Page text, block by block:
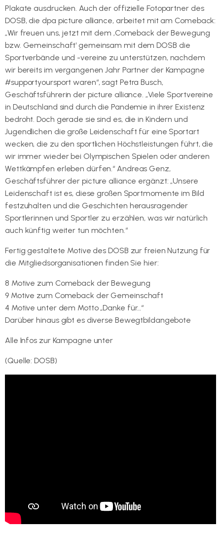
Plakate ausdrucken. Auch der offizielle Fotopartner des
DOSB, die dpa picture alliance, arbeitet mit am Comeback:
„Wir freuen uns, jetzt mit dem ‚Comeback der Bewegung
bzw. Gemeinschaft‘ gemeinsam mit dem DOSB die
Sportverbände und -vereine zu unterstützen, nachdem
wir bereits im vergangenen Jahr Partner der Kampagne
#supportyoursport waren“, sagt Petra Busch,
Geschäftsführerin der picture alliance. „Viele Sportvereine
in Deutschland sind durch die Pandemie in ihrer Existenz
bedroht. Doch gerade sie sind es, die in Kindern und
Jugendlichen die große Leidenschaft für eine Sportart
wecken, die zu den sportlichen Höchstleistungen führt, die
wir immer wieder bei Olympischen Spielen oder anderen
Wettkämpfen erleben dürfen.“ Andreas Genz,
Geschäftsführer der picture alliance ergänzt: „Unsere
Leidenschaft ist es, diese großen Sportmomente im Bild
festzuhalten und die Geschichten herausragender
Sportlerinnen und Sportler zu erzählen, was wir natürlich
auch künftig weiter tun möchten.“
Fertig gestaltete Motive des DOSB zur freien Nutzung für
die Mitgliedsorganisationen finden Sie hier:
8 Motive zum Comeback der Bewegung
9 Motive zum Comeback der Gemeinschaft
4 Motive unter dem Motto „Danke für…“
Darüber hinaus gibt es diverse Bewegtbildangebote
Alle Infos zur Kampagne unter
(Quelle: DOSB)